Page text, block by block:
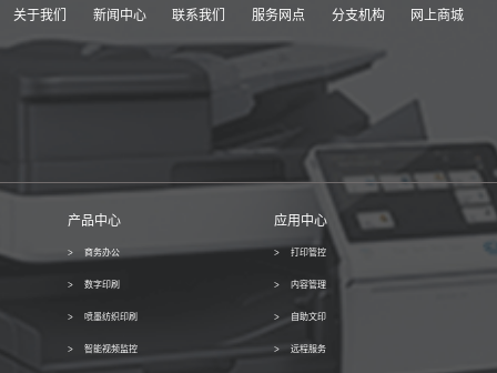
关于我们 新闻中心 联系我们 服务网点 分支机构 网上商城
产品中心
商务办公
数字印刷
喷墨纺织印刷
智能视频监控
应用中心
打印管控
内容管理
自助文印
远程服务